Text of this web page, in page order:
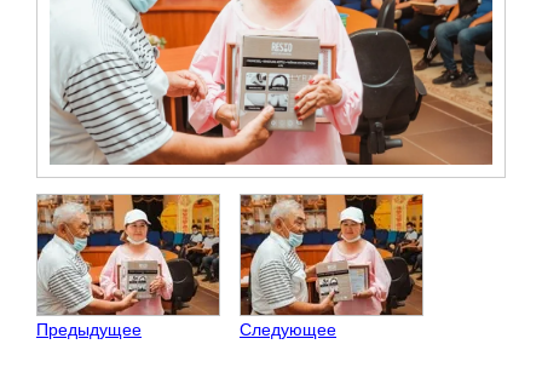
Предыдущее Следующее